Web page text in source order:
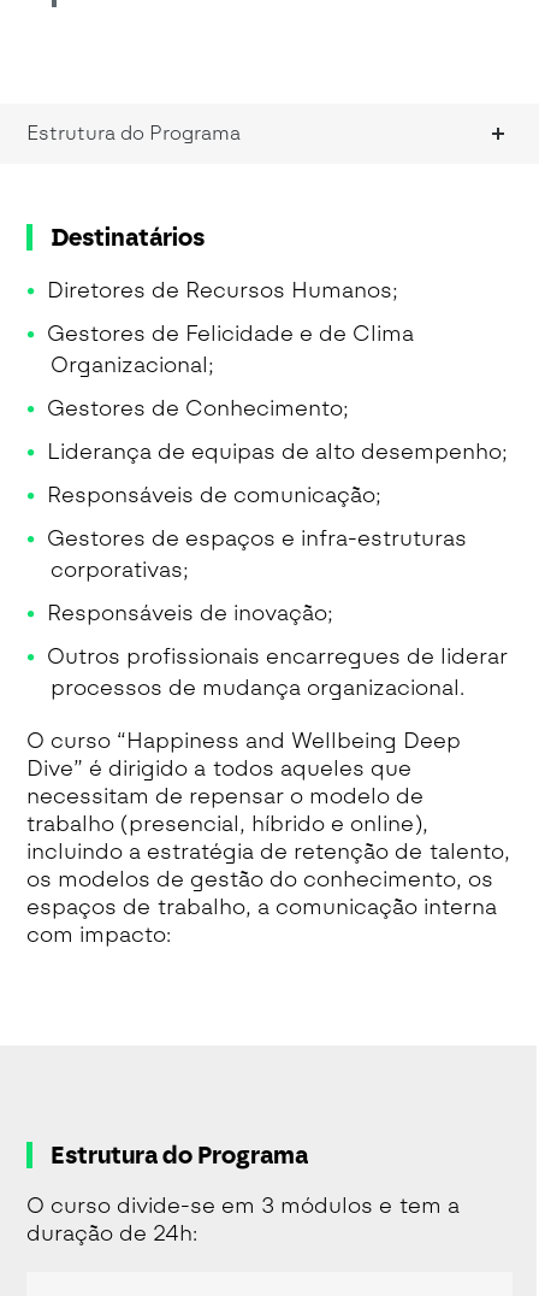
Estrutura do Programa
Destinatários
Diretores de Recursos Humanos;
Gestores de Felicidade e de Clima
Organizacional;
Gestores de Conhecimento;
Liderança de equipas de alto desempenho;
Responsáveis de comunicação;
Gestores de espaços e infra-estruturas
corporativas;
Responsáveis de inovação;
Outros profissionais encarregues de liderar
processos de mudança organizacional.
O curso “Happiness and Wellbeing Deep
Dive” é dirigido a todos aqueles que
necessitam de repensar o modelo de
trabalho (presencial, híbrido e online),
incluindo a estratégia de retenção de talento,
os modelos de gestão do conhecimento, os
espaços de trabalho, a comunicação interna
com impacto:
Estrutura do Programa
O curso divide-se em 3 módulos e tem a
duração de 24h: